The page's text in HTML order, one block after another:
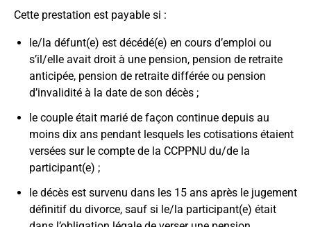
pendant le mariage. Par exemple, si vous
SLWOP (et que vous n’avez pas cotisé pendant
cette période), aucune prestation de conjoint
survivant ne sera payable à un.e conjoint.e
marié.e pendant la période de SLWOP.
mariage avec le/la participant.e.
encore en paiement, la pension de réversion du
valeur (actuarielle) de la pension de retraite différée
complète au moment du décès du/de la retraité(e).
Cette prestation est payable si :
le/la défunt(e) est décédé(e) en cours d’emploi ou
s’il/elle avait droit à une pension, pension de retraite
anticipée, pension de retraite différée ou pension
d’invalidité à la date de son décès ;
le couple était marié de façon continue depuis au
moins dix ans pendant lesquels les cotisations étaient
versées sur le compte de la CCPPNU du/de la
participant(e) ;
le décès est survenu dans les 15 ans après le jugement
définitif du divorce, sauf si le/la participant(e) était